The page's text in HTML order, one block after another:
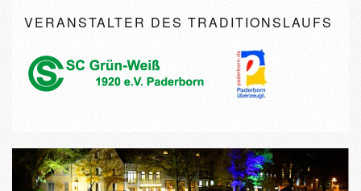
VERANSTALTER DES TRADITIONSLAUFS